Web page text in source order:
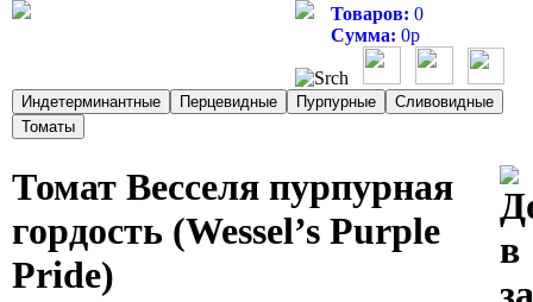
Товаров: 0
Сумма: 0р
Томат Весселя пурпурная
гордость (Wessel’s Purple
Pride)